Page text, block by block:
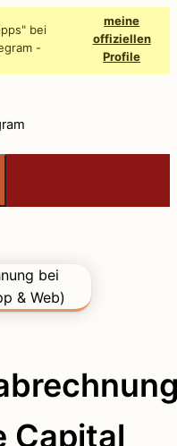
bei
-
meine
offiziellen
Profile
Capital